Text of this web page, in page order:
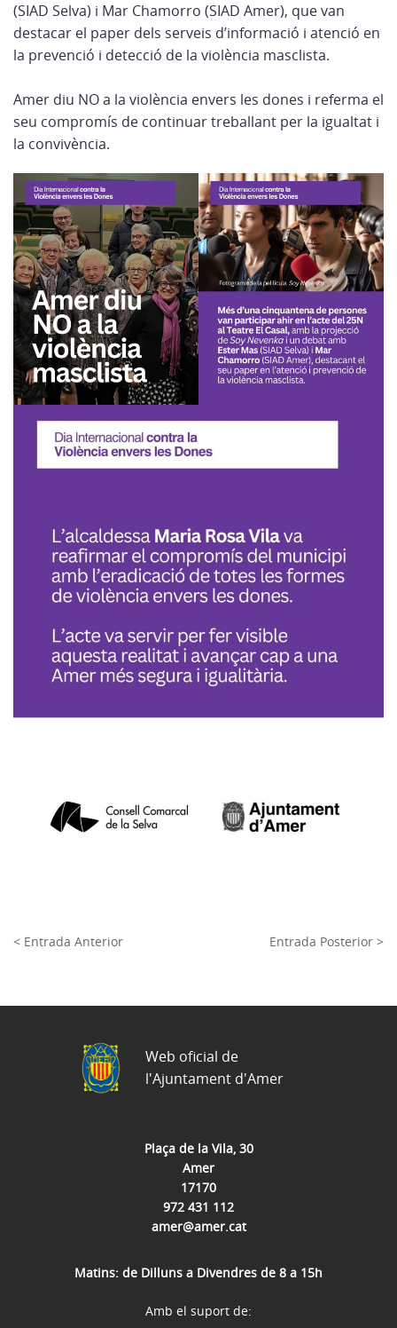
(SIAD Selva) i Mar Chamorro (SIAD Amer), que van
destacar el paper dels serveis d’informació i atenció en
la prevenció i detecció de la violència masclista.
Amer diu NO a la violència envers les dones i referma el
seu compromís de continuar treballant per la igualtat i
la convivència.
< Entrada Anterior Entrada Posterior >
Plaça de la Vila, 30
Amer
17170
972 431 112
amer@amer.cat
Matins: de Dilluns a Divendres de 8 a 15h
Web oficial de
l'Ajuntament d'Amer
Amb el suport de: